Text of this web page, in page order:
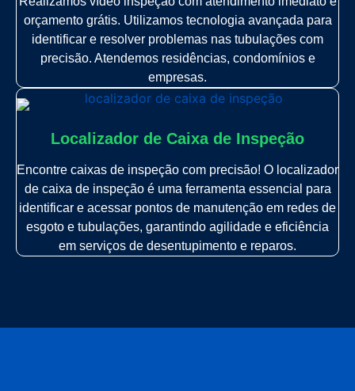
orçamento grátis. Utilizamos tecnologia avançada para
identificar e resolver problemas nas tubulações com
precisão. Atendemos residências, condomínios e
empresas.
Localizador de Caixa de Inspeção
Encontre caixas de inspeção com precisão! O localizador
de caixa de inspeção é uma ferramenta essencial para
identificar e acessar pontos de manutenção em redes de
esgoto e tubulações, garantindo agilidade e eficiência
em serviços de desentupimento e reparos.